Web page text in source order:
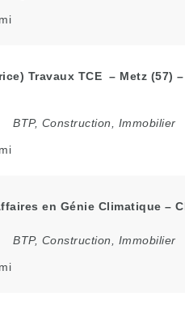
Travaux TCE – Metz (57)
BTP, Construction, Immobilier
en Génie Climatique –
BTP, Construction, Immobilier